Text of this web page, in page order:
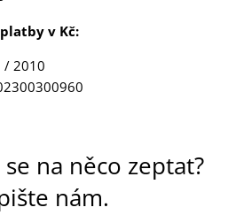
v Kč:
/ 2010
na něco zeptat?
nám.